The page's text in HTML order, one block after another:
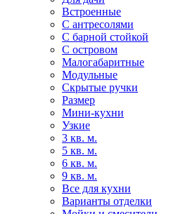
Встроенные
С антресолями
С барной стойкой
С островом
Малогабаритные
Модульные
Скрытые ручки
Размер
Мини-кухни
Узкие
3 кв. м.
5 кв. м.
6 кв. м.
9 кв. м.
Все для кухни
Варианты отделки